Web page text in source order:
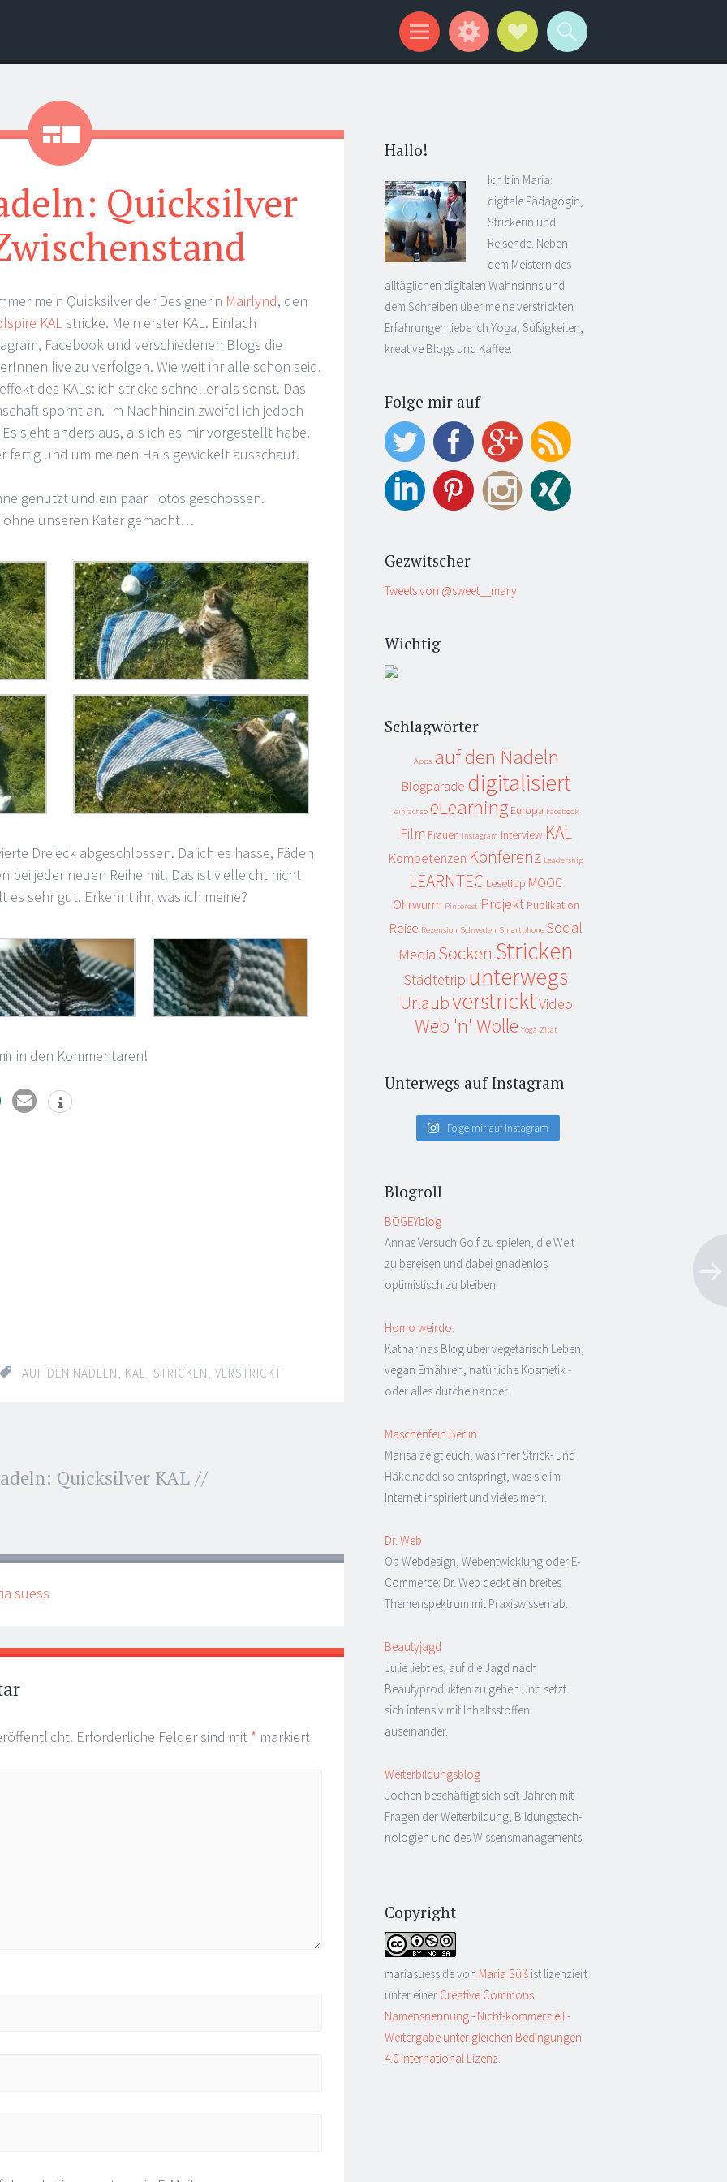
Galerie
Quicksilver
mein Quicksilver der Designerin Mairlynd, den
KAL stricke. Mein erster KAL. Einfach
Facebook und verschiedenen Blogs die
live zu verfolgen. Wie weit ihr alle schon seid.
des KALs: ich stricke schneller als sonst. Das
spornt an. Im Nachhinein zweifel ich jedoch
sieht anders aus, als ich es mir vorgestellt habe.
fertig und um meinen Hals gewickelt ausschaut.
genutzt und ein paar Fotos geschossen.
unseren Kater gemacht…
Dreieck abgeschlossen. Da ich es hasse, Fäden
bei jeder neuen Reihe mit. Das ist vielleicht nicht
es sehr gut. Erkennt ihr, was ich meine?
in den Kommentaren!
AUF DEN NADELN KAL STRICKEN VERSTRICKT
Quicksilver KAL //
suess
Erforderliche Felder sind mit * markiert
Hallo!
Ich bin Maria:
digitale Pädagogin,
Strickerin und
Reisende. Neben
dem Meistern des
alltäglichen digitalen Wahnsinns und
dem Schreiben über meine verstrickten
Erfahrungen liebe ich Yoga, Süßigkeiten,
kreative Blogs und Kaffee.
Folge mir auf
Gezwitscher
Tweets von @sweet__mary
Wichtig
Schlagwörter
Apps auf den Nadeln
Blogparade digitalisiert
einfachso eLearning Europa Facebook
Film Frauen Instagram Interview KAL
Kompetenzen Konferenz Leadership
LEARNTEC Lesetipp MOOC
Ohrwurm Pinterest Projekt Publikation
Reise Rezension Schweden Smartphone Social
Media Socken Stricken
Städtetrip unterwegs
UrlaubverstricktVideo
Web 'n' Wolle Yoga Zitat
Unterwegs auf Instagram
Folge mir auf Instagram
Blogroll
BOGEYblog
Annas Versuch Golf zu spielen, die Welt
zu bereisen und dabei gnadenlos
optimistisch zu bleiben.
Homo weirdo.
Katharinas Blog über vegetarisch Leben,
vegan Ernähren, natürliche Kosmetik -
oder alles durcheinander.
Maschenfein Berlin
Marisa zeigt euch, was ihrer Strick- und
Häkelnadel so entspringt, was sie im
Internet inspiriert und vieles mehr.
Dr. Web
Ob Webdesign, Webentwicklung oder E-
Commerce: Dr. Web deckt ein breites
Themenspektrum mit Praxiswissen ab.
Beautyjagd
Julie liebt es, auf die Jagd nach
Beautyprodukten zu gehen und setzt
sich intensiv mit Inhaltsstoffen
auseinander.
Weiterbildungsblog
Jochen beschäftigt sich seit Jahren mit
Fragen der Weiterbildung, Bildungstech-
nologien und des Wissensmanagements.
Copyright
mariasuess.devon Maria Süß ist lizenziert
unter einer Creative Commons
Namensnennung - Nicht-kommerziell -
Weitergabe unter gleichen Bedingungen
4.0 International Lizenz.